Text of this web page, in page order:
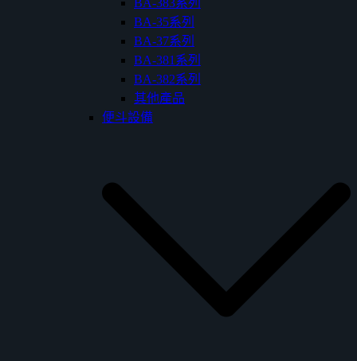
BA-383系列
BA-35系列
BA-37系列
BA-381系列
BA-382系列
其他產品
便斗設備